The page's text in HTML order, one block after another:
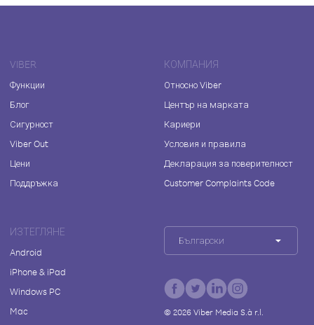
VIBER
Функции
Блог
Сигурност
Viber Out
Цени
Поддръжка
КОМПАНИЯ
Относно Viber
Център на марката
Кариери
Условия и правила
Декларация за поверителност
Customer Complaints Code
ИЗТЕГЛЯНЕ
Android
iPhone & iPad
Windows PC
Mac
Български
© 2026Viber Media S.à r.l.